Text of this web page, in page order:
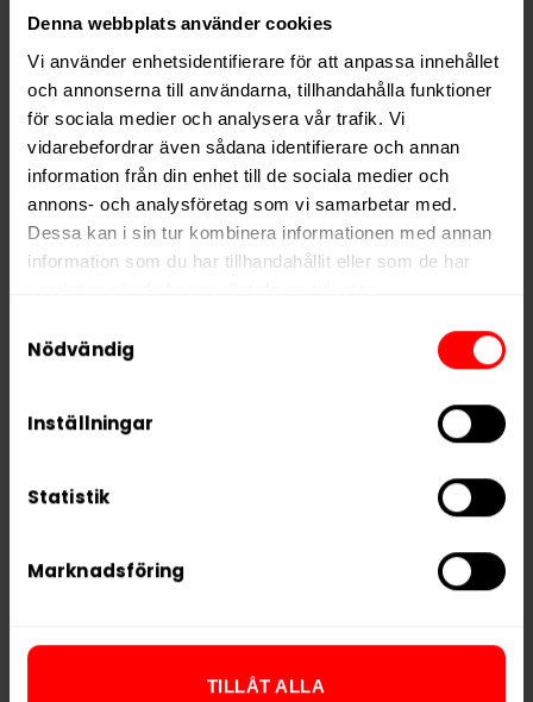
Denna webbplats använder cookies
Vi använder enhetsidentifierare för att anpassa innehållet
och annonserna till användarna, tillhandahålla funktioner
för sociala medier och analysera vår trafik. Vi
vidarebefordrar även sådana identifierare och annan
information från din enhet till de sociala medier och
annons- och analysföretag som vi samarbetar med.
Dessa kan i sin tur kombinera informationen med annan
information som du har tillhandahållit eller som de har
We work with
who may receive and
Nödvändig
Inställningar
Statistik
Marknadsföring
TILLÅT ALLA
Styrka
Extra Stark
Nikotin per gram
30,0 mg/g
Nikotin per portion
15,6 mg
Nikotin per dosa
390 mg
Vikt per dosa
13 g
Varumärke